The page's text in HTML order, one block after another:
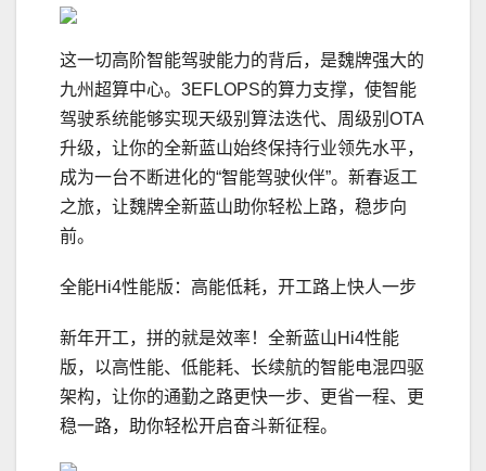
这一切高阶智能驾驶能力的背后，是魏牌强大的
九州超算中心。3EFLOPS的算力支撑，使智能
驾驶系统能够实现天级别算法迭代、周级别OTA
升级，让你的全新蓝山始终保持行业领先水平，
成为一台不断进化的“智能驾驶伙伴”。新春返工
之旅，让魏牌全新蓝山助你轻松上路，稳步向
前。
全能Hi4性能版：高能低耗，开工路上快人一步
新年开工，拼的就是效率！全新蓝山Hi4性能
版，以高性能、低能耗、长续航的智能电混四驱
架构，让你的通勤之路更快一步、更省一程、更
稳一路，助你轻松开启奋斗新征程。